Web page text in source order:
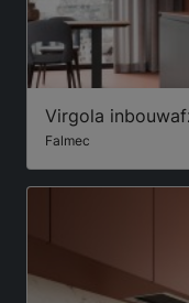
Virgola
Falmec